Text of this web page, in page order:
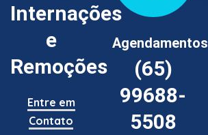
Internações
e
Remoções
Entre em
Contato
Agendamentos
(65)
99688-
5508